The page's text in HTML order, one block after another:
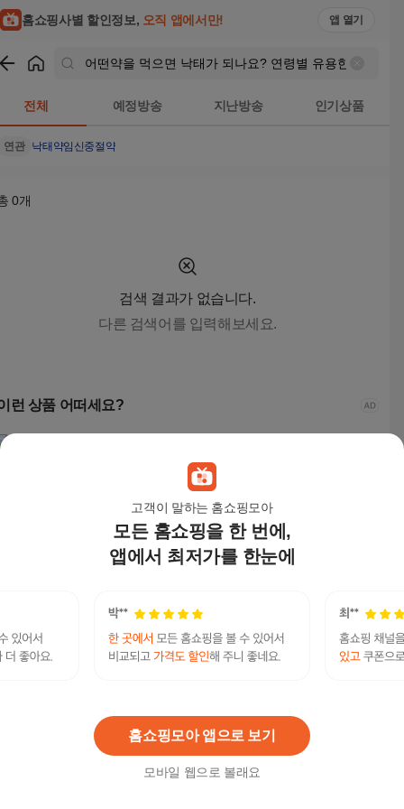
고객이 말하는 홈쇼핑모아
모든 홈쇼핑을 한 번에,
앱에서 최저가를 한눈에
홈쇼핑모아 앱으로 보기
모바일 웹으로 볼래요
홈쇼핑사별 할인정보, 오직 앱에서만! 앱 열기
전체 예정방송 지난방송 인기상품
연관 낙태약임신중절약
0개
검색 결과가 없습니다.
다른 검색어를 입력해보세요.
런 상품 어떠세요?
츠 상하세트
원
랙 저지 집업 자켓 + 트
랙 스트링 와이드팬츠
29,800원
상하세트/바람막이/남
성츄리닝/여성츄리닝
43,000
랙
랙
이지 Mife123.xyz
임신중절약